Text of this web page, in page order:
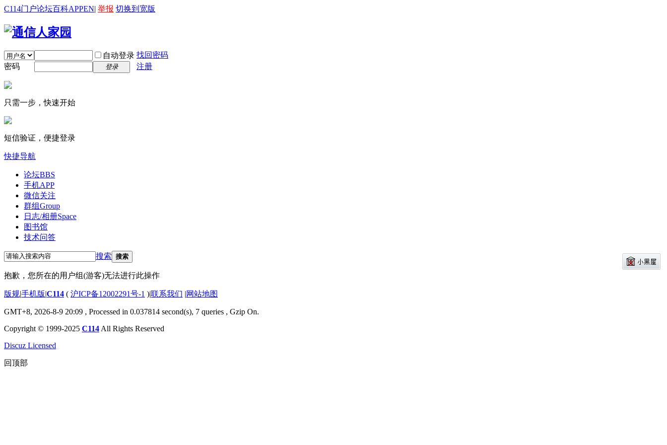
C114门户论坛百科APPEN| 举报 切换到宽版
自动登录 找回密码
密码
登录 注册
只需一步，快速开始
短信验证，便捷登录
快捷导航
论坛BBS
手机APP
微信关注
群组Group
日志/相册Space
图书馆
技术问答
搜索 搜索
抱歉，您所在的用户组(游客)无法进行此操作
版规|手机版|C114 ( 沪ICP备12002291号-1 )|联系我们 |网站地图
GMT+8, 2026-8-9 20:09 , Processed in 0.037814 second(s), 7 queries , Gzip On.
Copyright © 1999-2025 C114 All Rights Reserved
Discuz Licensed
回顶部